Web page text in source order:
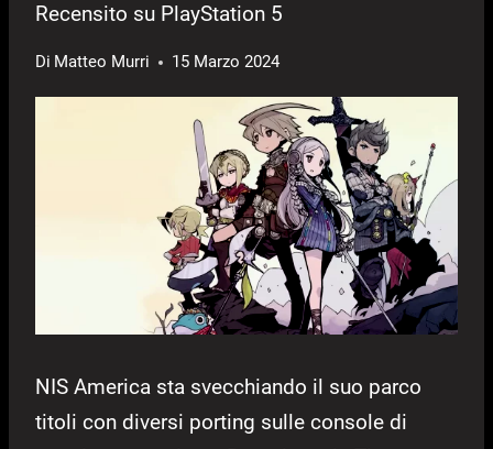
Recensito su PlayStation 5
Di Matteo Murri 15 Marzo 2024
NIS America sta svecchiando il suo parco
titoli con diversi porting sulle console di